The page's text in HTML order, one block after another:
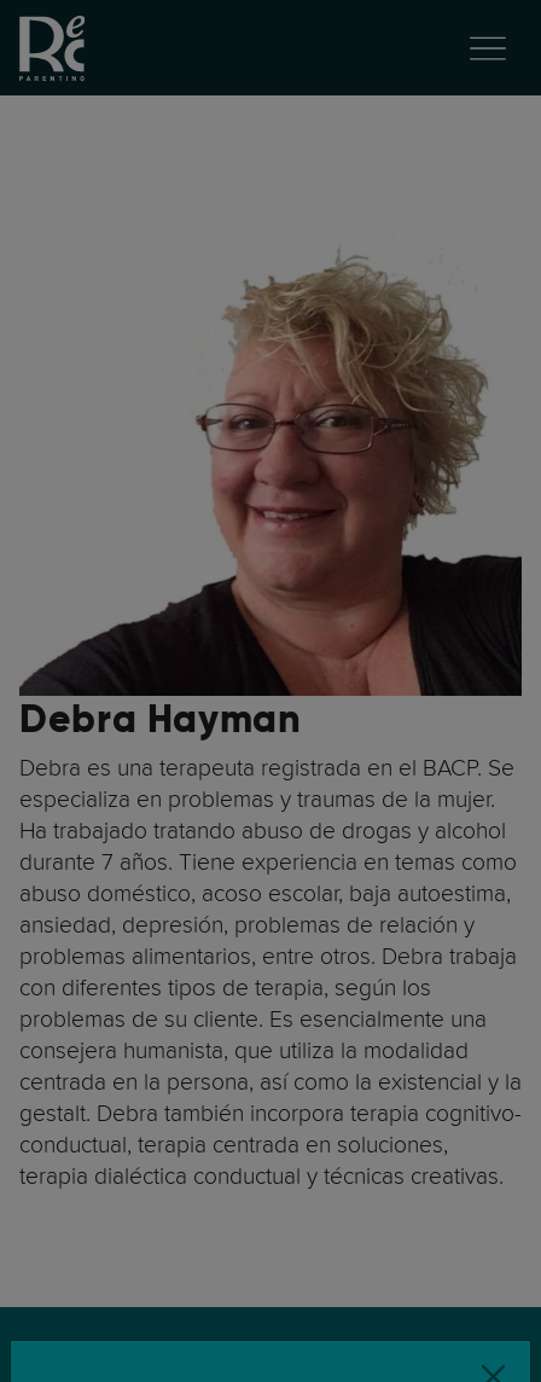
Debra Hayman
Debra es una terapeuta registrada en el BACP. Se
especializa en problemas y traumas de la mujer.
Ha trabajado tratando abuso de drogas y alcohol
durante 7 años. Tiene experiencia en temas como
abuso doméstico, acoso escolar, baja autoestima,
ansiedad, depresión, problemas de relación y
problemas alimentarios, entre otros. Debra trabaja
con diferentes tipos de terapia, según los
problemas de su cliente. Es esencialmente una
consejera humanista, que utiliza la modalidad
centrada en la persona, así como la existencial y la
gestalt. Debra también incorpora terapia cognitivo-
conductual, terapia centrada en soluciones,
terapia dialéctica conductual y técnicas creativas.